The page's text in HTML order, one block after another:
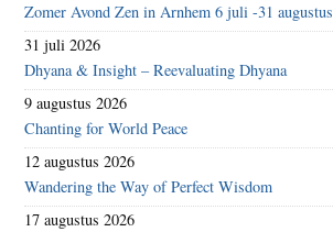
Zomer Avond Zen in Arnhem 6 juli -31 augustus
31 juli 2026
Dhyana & Insight – Reevaluating Dhyana
9 augustus 2026
Chanting for World Peace
12 augustus 2026
Wandering the Way of Perfect Wisdom
17 augustus 2026